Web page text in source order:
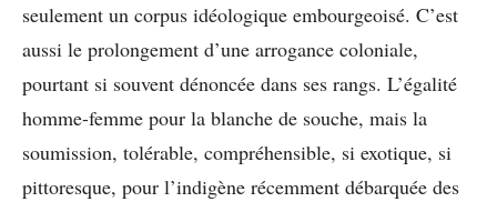
seulement un corpus idéologique embourgeoisé. C’est
aussi le prolongement d’une arrogance coloniale,
pourtant si souvent dénoncée dans ses rangs. L’égalité
homme-femme pour la blanche de souche, mais la
soumission, tolérable, compréhensible, si exotique, si
pittoresque, pour l’indigène récemment débarquée des